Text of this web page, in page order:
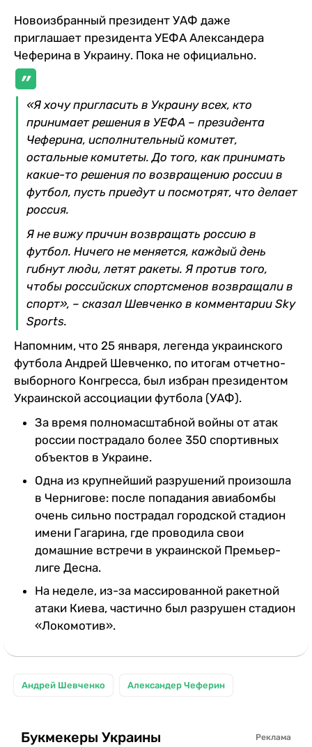
Новоизбранный президент УАФ даже
приглашает президента УЕФА Александера
Чеферина в Украину. Пока не официально.
«Я хочу пригласить в Украину всех, кто
принимает решения в УЕФА – президента
Чеферина, исполнительный комитет,
остальные комитеты. До того, как принимать
какие-то решения по возвращению россии в
футбол, пусть приедут и посмотрят, что делает
россия.
Я не вижу причин возвращать россию в
футбол. Ничего не меняется, каждый день
гибнут люди, летят ракеты. Я против того,
чтобы российских спортсменов возвращали в
спорт», – сказал Шевченко в комментарии Sky
Sports.
Напомним, что 25 января, легенда украинского
футбола Андрей Шевченко, по итогам отчетно-
выборного Конгресса, был избран президентом
Украинской ассоциации футбола (УАФ).
За время полномасштабной войны от атак
россии пострадало более 350 спортивных
объектов в Украине.
Одна из крупнейший разрушений произошла
в Чернигове: после попадания авиабомбы
очень сильно пострадал городской стадион
имени Гагарина, где проводила свои
домашние встречи в украинской Премьер-
лиге Десна.
На неделе, из-за массированной ракетной
атаки Киева, частично был разрушен стадион
«Локомотив».
Андрей Шевченко Александер Чеферин
Букмекеры Украины Реклама